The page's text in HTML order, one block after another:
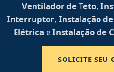
Ventilador de Teto,
Interruptor, Instalação
Elétrica eInstalação de
SOLICITE SEU